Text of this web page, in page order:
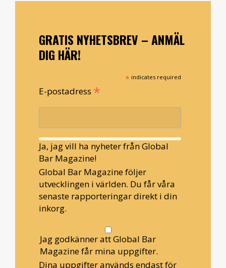
GRATIS NYHETSBREV – ANMÄL
DIG HÄR!
* indicates required
E-postadress *
Ja, jag vill ha nyheter från Global
Bar Magazine!
Global Bar Magazine följer
utvecklingen i världen. Du får våra
senaste rapporteringar direkt i din
inkorg.
Jag godkänner att Global Bar
Magazine får mina uppgifter.
Dina uppgifter används endast för